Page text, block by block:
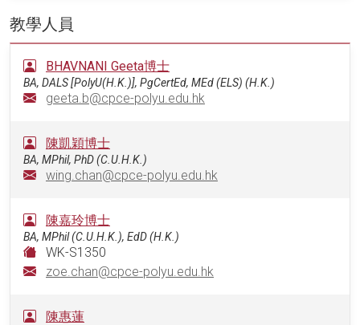
教學人員
BHAVNANI Geeta博士
BA, DALS [PolyU(H.K.)], PgCertEd, MEd (ELS) (H.K.)
geeta.b@cpce-polyu.edu.hk
陳凱穎博士
BA, MPhil, PhD (C.U.H.K.)
wing.chan@cpce-polyu.edu.hk
陳嘉玲博士
BA, MPhil (C.U.H.K.), EdD (H.K.)
WK-S1350
zoe.chan@cpce-polyu.edu.hk
陳惠蓮